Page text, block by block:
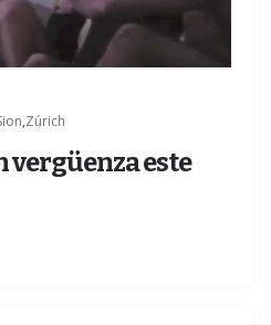
,Zúrich
vergüenza este